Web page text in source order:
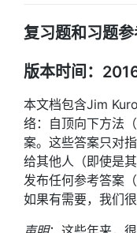
复习题和习题
版本时间：
本文档包含Jim
络：自顶向下方法
案。这些答案只对
给其他人（即使是
发布任何参考答案 （
如果有需要，我们